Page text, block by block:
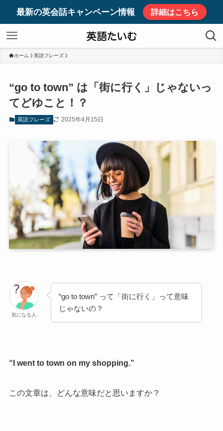
最新の英会話キャンペーン情報 詳細はこちら
ホーム 英語フレーズ
“go to town” は「街に行く」じゃないっ
てどゆこと！？
英語フレーズ 2025年4月15日
気になる人
“go to town” って「街に行く」って意味
じゃないの？
“I went to town on my shopping.”
この文章は、どんな意味だと思いますか？